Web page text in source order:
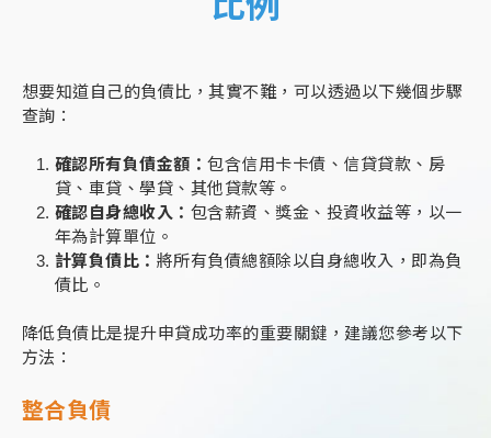
想要知道自己的負債比，其實不難，可以透過以下幾個步驟
查詢：
確認所有負債金額：包含信用卡卡債、信貸貸款、房
貸、車貸、學貸、其他貸款等。
確認自身總收入： 包含薪資、獎金、投資收益等，以一
年為計算單位。
計算負債比： 將所有負債總額除以自身總收入，即為負
債比。
降低負債比是提升申貸成功率的重要關鍵，建議您參考以下
方法：
整合負債